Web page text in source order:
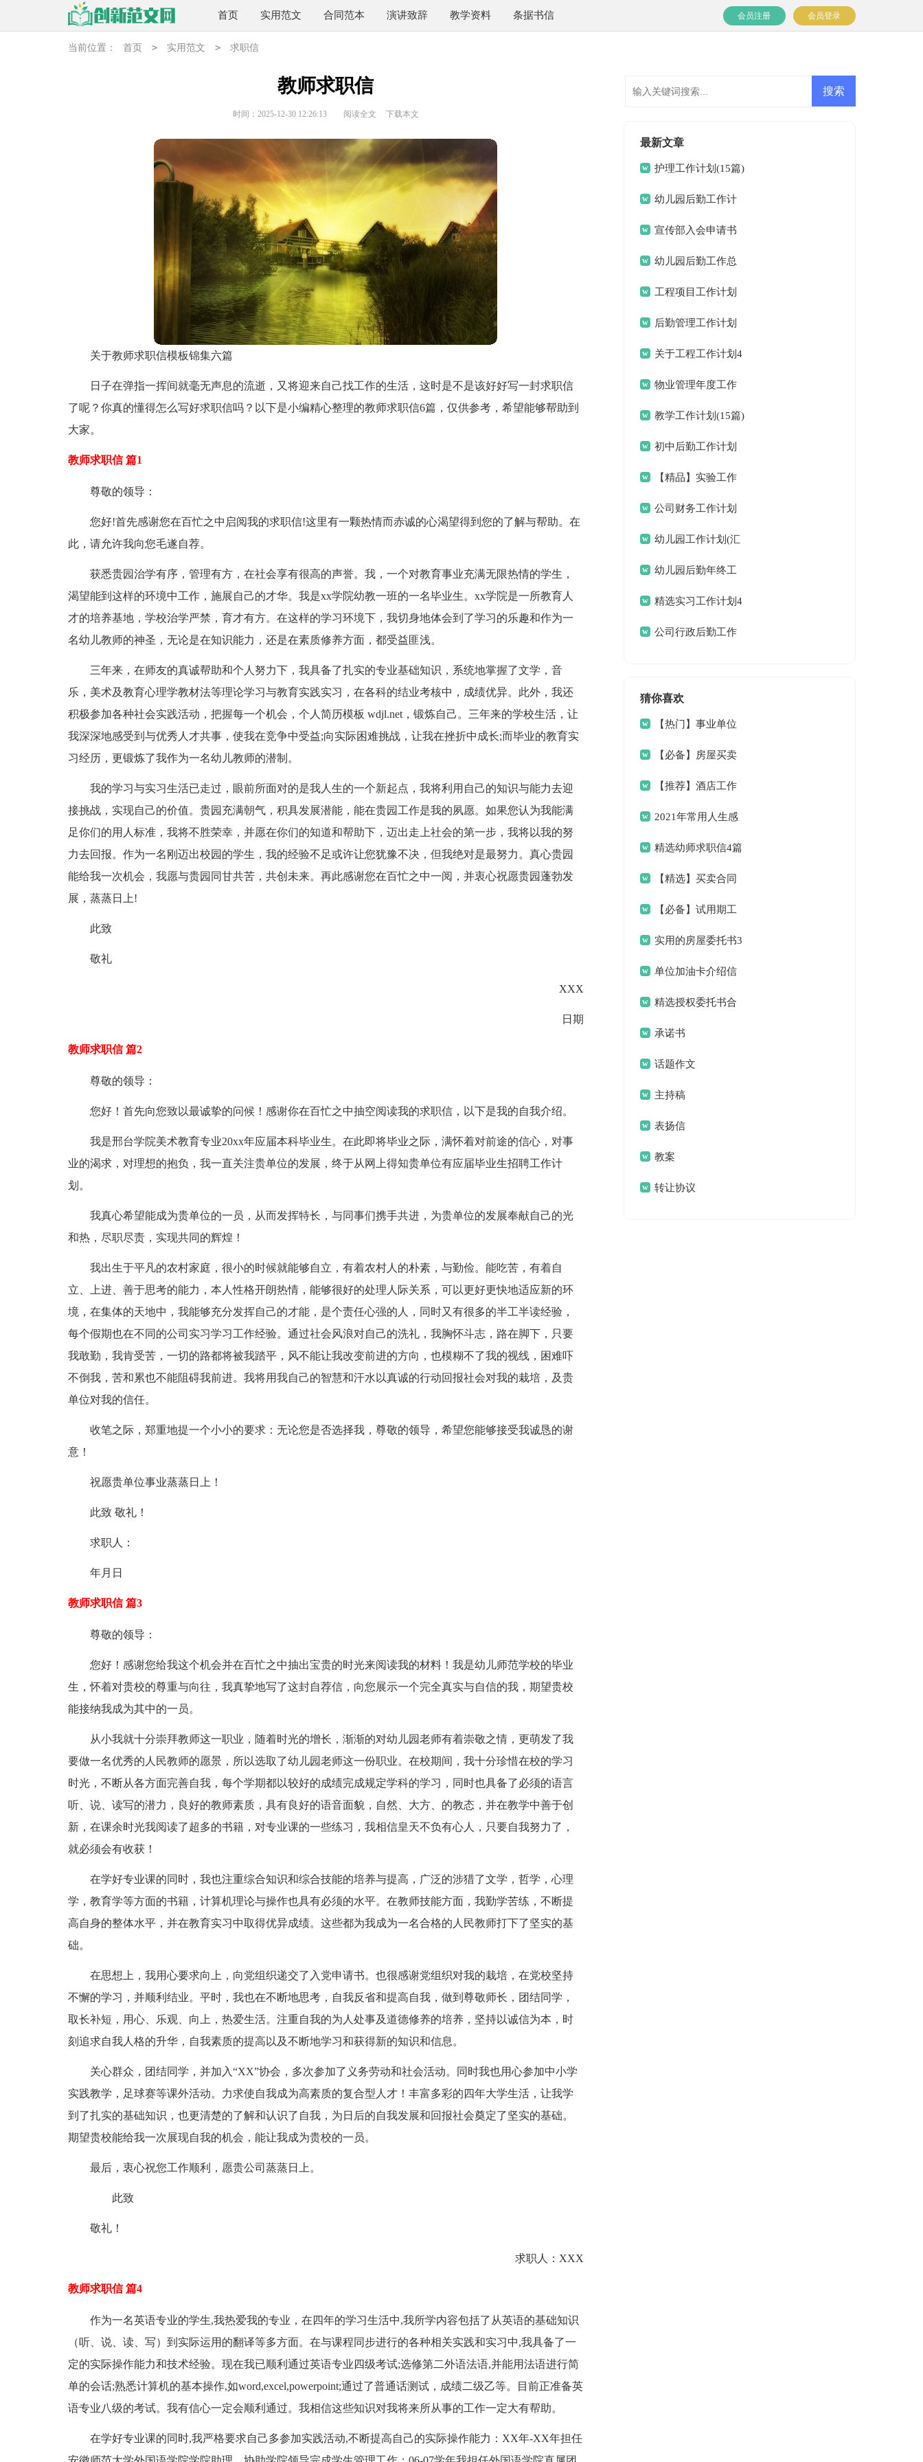
首页 实用范文 合同范本 演讲致辞 教学资料 条据书信 会员登录
会员注册
当前位置： 首页 > 实用范文 > 求职信
教师求职信
时间：2025-12-30 12:26:13 阅读全文 下载本文
关于教师求职信模板锦集六篇
日子在弹指一挥间就毫无声息的流逝，又将迎来自己找工作的生活，这时是不是该好好写一封求职信
了呢？你真的懂得怎么写好求职信吗？以下是小编精心整理的教师求职信6篇，仅供参考，希望能够帮助到
大家。
教师求职信 篇1
尊敬的领导：
您好!首先感谢您在百忙之中启阅我的求职信!这里有一颗热情而赤诚的心渴望得到您的了解与帮助。在
此，请允许我向您毛遂自荐。
获悉贵园治学有序，管理有方，在社会享有很高的声誉。我，一个对教育事业充满无限热情的学生，
渴望能到这样的环境中工作，施展自己的才华。我是xx学院幼教一班的一名毕业生。xx学院是一所教育人
才的培养基地，学校治学严禁，育才有方。在这样的学习环境下，我切身地体会到了学习的乐趣和作为一
名幼儿教师的神圣，无论是在知识能力，还是在素质修养方面，都受益匪浅。
三年来，在师友的真诚帮助和个人努力下，我具备了扎实的专业基础知识，系统地掌握了文学，音
乐，美术及教育心理学教材法等理论学习与教育实践实习，在各科的结业考核中，成绩优异。此外，我还
积极参加各种社会实践活动，把握每一个机会，个人简历模板 wdjl.net，锻炼自己。三年来的学校生活，让
我深深地感受到与优秀人才共事，使我在竞争中受益;向实际困难挑战，让我在挫折中成长;而毕业的教育实
习经历，更锻炼了我作为一名幼儿教师的潜制。
我的学习与实习生活已走过，眼前所面对的是我人生的一个新起点，我将利用自己的知识与能力去迎
接挑战，实现自己的价值。贵园充满朝气，积具发展潜能，能在贵园工作是我的夙愿。如果您认为我能满
足你们的用人标准，我将不胜荣幸，并愿在你们的知道和帮助下，迈出走上社会的第一步，我将以我的努
力去回报。作为一名刚迈出校园的学生，我的经验不足或许让您犹豫不决，但我绝对是最努力。真心贵园
能给我一次机会，我愿与贵园同甘共苦，共创未来。再此感谢您在百忙之中一阅，并衷心祝愿贵园蓬勃发
展，蒸蒸日上!
此致
敬礼
XXX
日期
教师求职信 篇2
尊敬的领导：
您好！首先向您致以最诚挚的问候！感谢你在百忙之中抽空阅读我的求职信，以下是我的自我介绍。
我是邢台学院美术教育专业20xx年应届本科毕业生。在此即将毕业之际，满怀着对前途的信心，对事
业的渴求，对理想的抱负，我一直关注贵单位的发展，终于从网上得知贵单位有应届毕业生招聘工作计
划。
我真心希望能成为贵单位的一员，从而发挥特长，与同事们携手共进，为贵单位的发展奉献自己的光
和热，尽职尽责，实现共同的辉煌！
我出生于平凡的农村家庭，很小的时候就能够自立，有着农村人的朴素，与勤俭。能吃苦，有着自
立、上进、善于思考的能力，本人性格开朗热情，能够很好的处理人际关系，可以更好更快地适应新的环
境，在集体的天地中，我能够充分发挥自己的才能，是个责任心强的人，同时又有很多的半工半读经验，
每个假期也在不同的公司实习学习工作经验。通过社会风浪对自己的洗礼，我胸怀斗志，路在脚下，只要
我敢勤，我肯受苦，一切的路都将被我踏平，风不能让我改变前进的方向，也模糊不了我的视线，困难吓
不倒我，苦和累也不能阻碍我前进。我将用我自己的智慧和汗水以真诚的行动回报社会对我的栽培，及贵
单位对我的信任。
收笔之际，郑重地提一个小小的要求：无论您是否选择我，尊敬的领导，希望您能够接受我诚恳的谢
意！
祝愿贵单位事业蒸蒸日上！
此致 敬礼！
求职人：
年月日
教师求职信 篇3
尊敬的领导：
您好！感谢您给我这个机会并在百忙之中抽出宝贵的时光来阅读我的材料！我是幼儿师范学校的毕业
生，怀着对贵校的尊重与向往，我真挚地写了这封自荐信，向您展示一个完全真实与自信的我，期望贵校
能接纳我成为其中的一员。
从小我就十分崇拜教师这一职业，随着时光的增长，渐渐的对幼儿园老师有着崇敬之情，更萌发了我
要做一名优秀的人民教师的愿景，所以选取了幼儿园老师这一份职业。在校期间，我十分珍惜在校的学习
时光，不断从各方面完善自我，每个学期都以较好的成绩完成规定学科的学习，同时也具备了必须的语言
听、说、读写的潜力，良好的教师素质，具有良好的语音面貌，自然、大方、的教态，并在教学中善于创
新，在课余时光我阅读了超多的书籍，对专业课的一些练习，我相信皇天不负有心人，只要自我努力了，
就必须会有收获！
在学好专业课的同时，我也注重综合知识和综合技能的培养与提高，广泛的涉猎了文学，哲学，心理
学，教育学等方面的书籍，计算机理论与操作也具有必须的水平。在教师技能方面，我勤学苦练，不断提
高自身的整体水平，并在教育实习中取得优异成绩。这些都为我成为一名合格的人民教师打下了坚实的基
础。
在思想上，我用心要求向上，向党组织递交了入党申请书。也很感谢党组织对我的栽培，在党校坚持
不懈的学习，并顺利结业。平时，我也在不断地思考，自我反省和提高自我，做到尊敬师长，团结同学，
取长补短，用心、乐观、向上，热爱生活。注重自我的为人处事及道德修养的培养，坚持以诚信为本，时
刻追求自我人格的升华，自我素质的提高以及不断地学习和获得新的知识和信息。
关心群众，团结同学，并加入“XX”协会，多次参加了义务劳动和社会活动。同时我也用心参加中小学
实践教学，足球赛等课外活动。力求使自我成为高素质的复合型人才！丰富多彩的四年大学生活，让我学
到了扎实的基础知识，也更清楚的了解和认识了自我，为日后的自我发展和回报社会奠定了坚实的基础。
期望贵校能给我一次展现自我的机会，能让我成为贵校的一员。
最后，衷心祝您工作顺利，愿贵公司蒸蒸日上。
此致
敬礼！
求职人：XXX
教师求职信 篇4
作为一名英语专业的学生,我热爱我的专业，在四年的学习生活中,我所学内容包括了从英语的基础知识
（听、说、读、写）到实际运用的翻译等多方面。在与课程同步进行的各种相关实践和实习中,我具备了一
定的实际操作能力和技术经验。现在我已顺利通过英语专业四级考试;选修第二外语法语,并能用法语进行简
单的会话;熟悉计算机的基本操作,如word,excel,powerpoint;通过了普通话测试，成绩二级乙等。目前正准备英
语专业八级的考试。我有信心一定会顺利通过。我相信这些知识对我将来所从事的工作一定大有帮助。
在学好专业课的同时,我严格要求自己多参加实践活动,不断提高自己的实际操作能力：XX年-XX年担任
最新文章
护理工作计划(15篇)
幼儿园后勤工作计
划(15篇)
宣传部入会申请书
幼儿园后勤工作总
结(15篇)
工程项目工作计划
后勤管理工作计划
关于工程工作计划4
篇 物业管理年度工作
计划教学工作计划(15篇)
初中后勤工作计划
【精品】实验工作
计划三篇
公司财务工作计划
15篇幼儿园工作计划(汇
编15篇)幼儿园后勤年终工
作总结精选实习工作计划4
篇 公司行政后勤工作
猜你喜欢
【热门】事业单位
请假条4篇
【必备】房屋买卖
合同范文6篇
【推荐】酒店工作
总结三篇
2021年常用人生感
言语录33条
精选幼师求职信4篇
【精选】买卖合同
范文9篇【必备】试用期工
作总结合集八篇
实用的房屋委托书3
篇 单位加油卡介绍信
锦集六篇
精选授权委托书合
集5篇承诺书
话题作文
主持稿
表扬信
教案
转让协议